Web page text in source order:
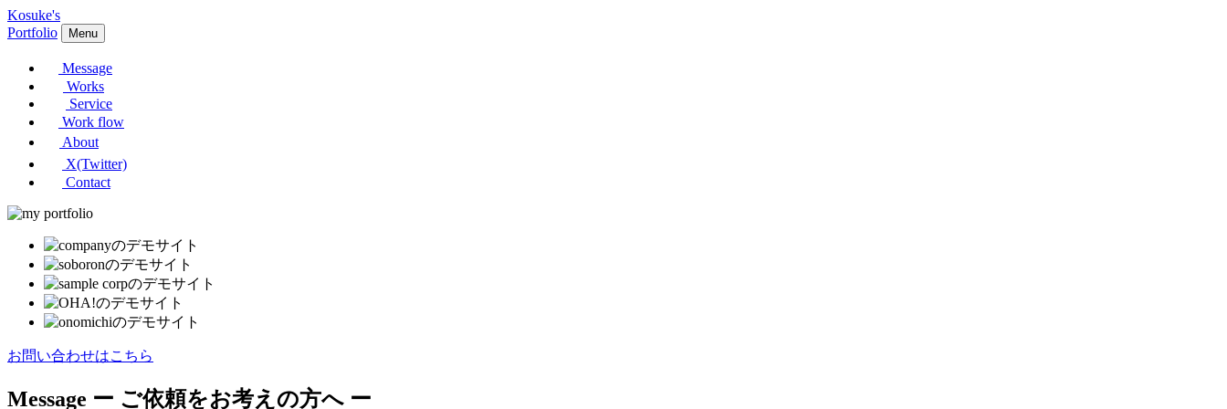
Kosuke's
Portfolio
Menu
Message
Works
Service
Work flow
About
X(Twitter)
Contact
お問い合わせはこちら
Message ー ご依頼をお考えの方へ ー